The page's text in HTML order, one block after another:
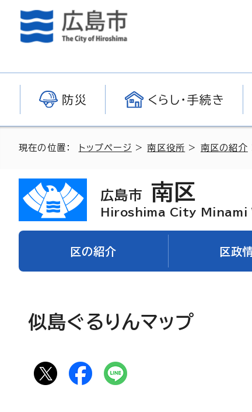
防災 くらし・手続き
現在の位置： トップページ >南区役所 > 南区の紹介
広島市 南区
Hiroshima City Minami
区の紹介 区政
似島ぐるりんマップ